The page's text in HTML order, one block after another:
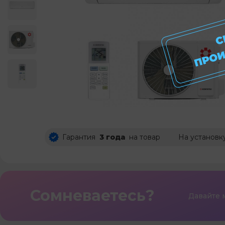
Гарантия 3 года на товар На
Сомневаетесь? Давайте